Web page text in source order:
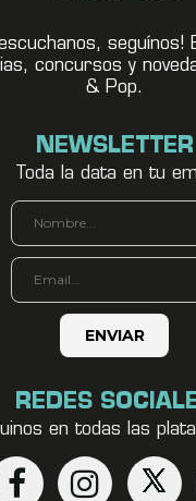
seguínos!
concursos y
& Pop.
NEWSLETTER
Toda la data en tu
REDES
en todas las